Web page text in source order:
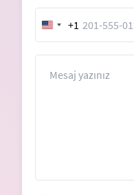
United
States
+1